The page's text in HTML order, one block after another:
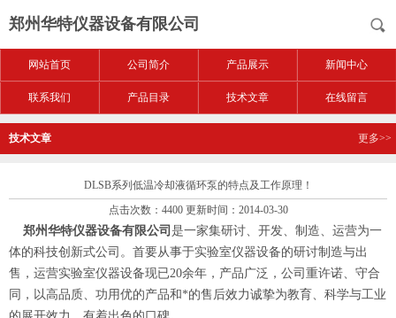
郑州华特仪器设备有限公司
网站首页 公司简介 产品展示 新闻中心
联系我们 产品目录 技术文章 在线留言
技术文章 更多>>
DLSB系列低温冷却液循环泵的特点及工作原理！
点击次数：4400 更新时间：2014-03-30
郑州华特仪器设备有限公司 是一家集研讨、开发、制造、运营为一
体的科技创新式公司。首要从事于实验室仪器设备的研讨制造与出
售，运营实验室仪器设备现已20余年，产品广泛，公司重许诺、守合
同，以高品质、功用优的产品和*的售后效力诚挚为教育、科学与工业